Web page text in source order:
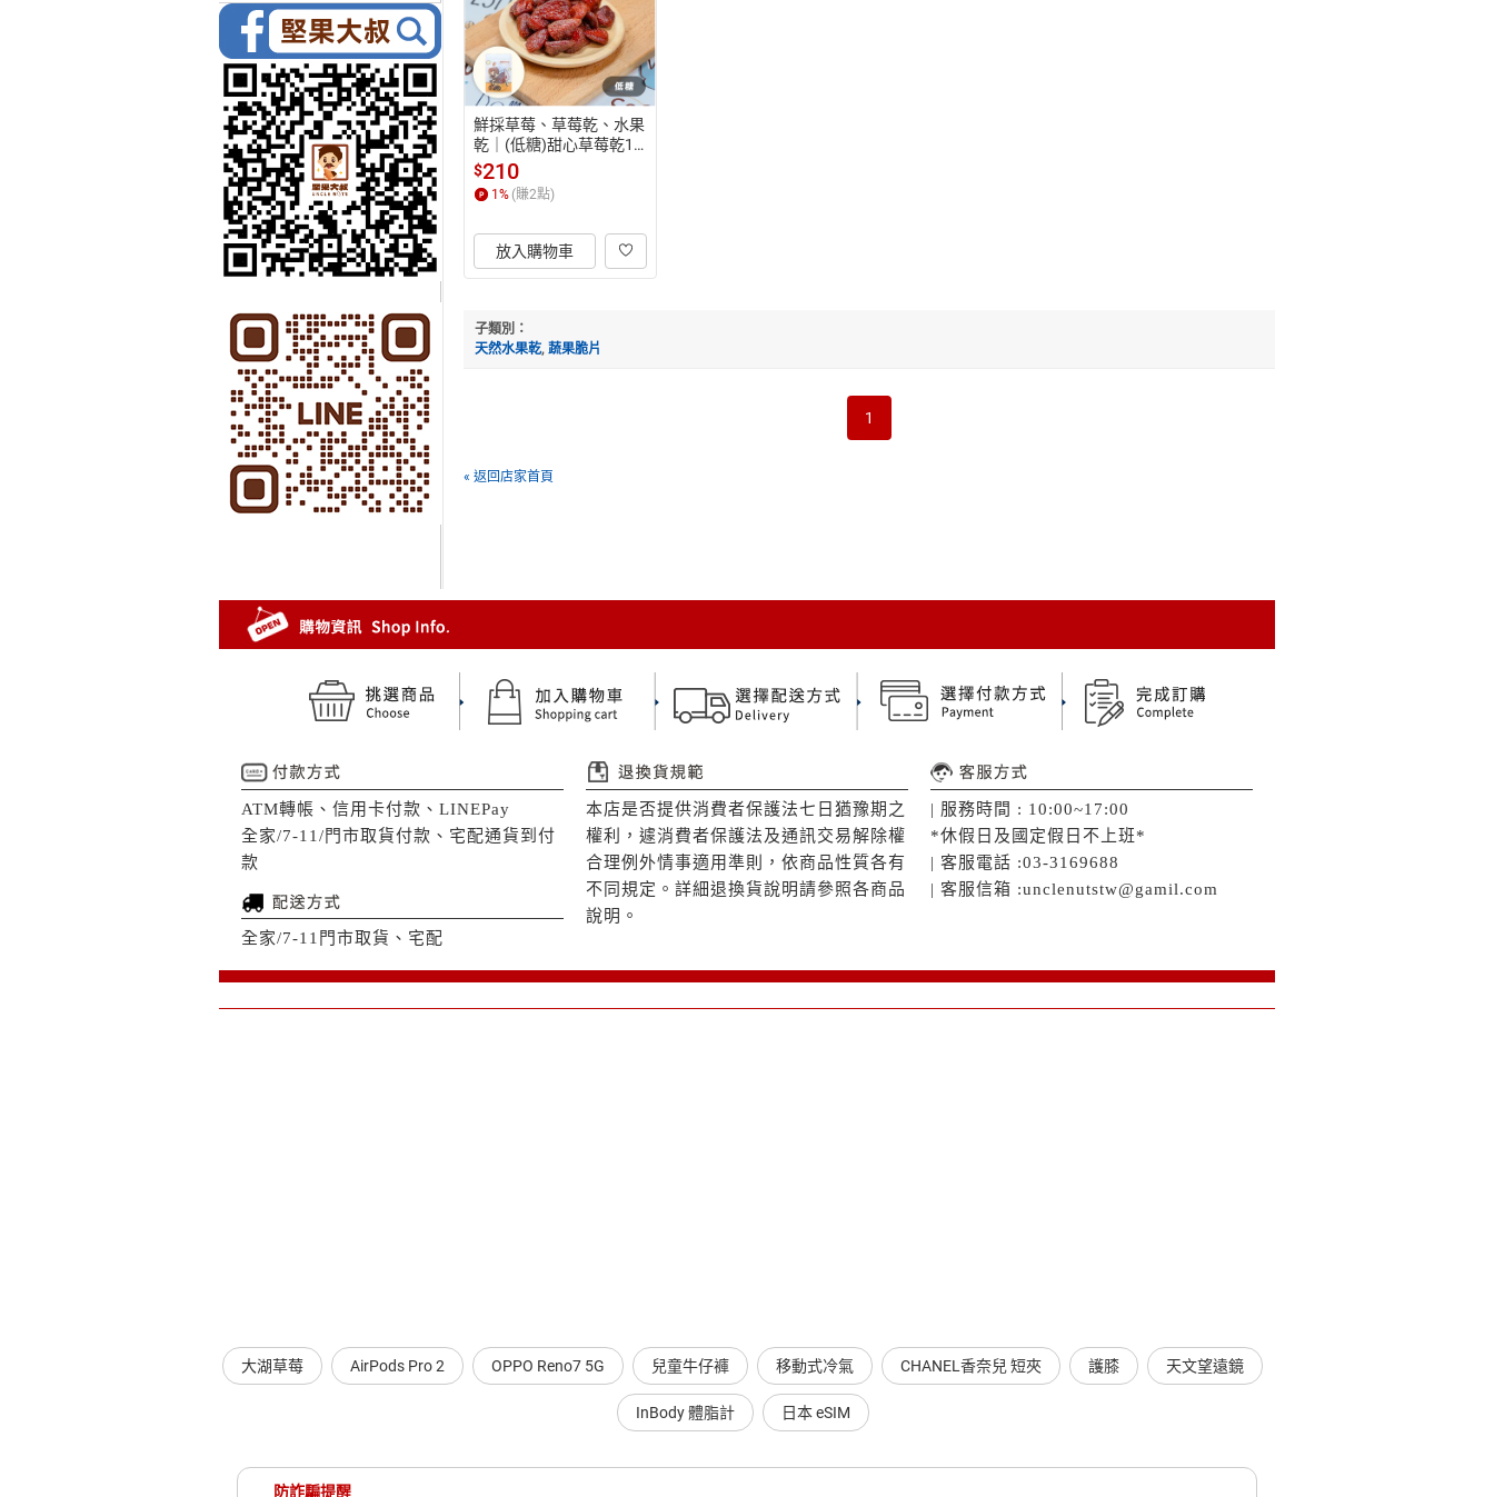
鮮採草莓、草莓乾、水果
乾｜(低糖)甜心草莓乾10
0g
$210
1 % (賺2點)
放入購物車
子類別：
天然水果乾, 蔬果脆片
1
« 返回店家首頁
ATM轉帳、信用卡付款、LINEPay
全家/7-11/門市取貨付款、宅配通貨到付
款
全家/7-11門市取貨、宅配
本店是否提供消費者保護法七日猶豫期之
權利，遽消費者保護法及通訊交易解除權
合理例外情事適用準則，依商品性質各有
不同規定。詳細退換貨說明請參照各商品
說明。
| 服務時間 : 10:00~17:00
*休假日及國定假日不上班*
| 客服電話 :03-3169688
| 客服信箱 :unclenutstw@gamil.com
大湖草莓 AirPods Pro 2 OPPO Reno7 5G 兒童牛仔褲 移動式冷氣 CHANEL香奈兒 短夾 護膝 天文望遠鏡
InBody 體脂計 日本 eSIM
防詐騙提醒